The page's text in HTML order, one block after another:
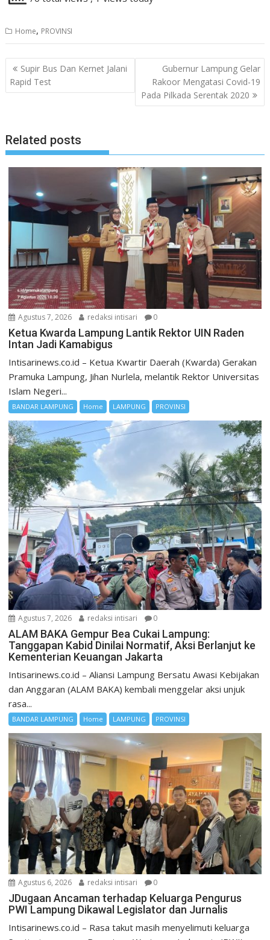
Home, PROVINSI
Navigasi
pos
Supir Bus Dan Kernet Jalani
Rapid Test
Gubernur Lampung Gelar
Rakoor Mengatasi Covid-19
Pada Pilkada Serentak 2020
Related posts
Agustus 7, 2026 redaksi intisari 0
Ketua Kwarda Lampung Lantik Rektor UIN Raden
Intan Jadi Kamabigus
Intisarinews.co.id – Ketua Kwartir Daerah (Kwarda) Gerakan
Pramuka Lampung, Jihan Nurlela, melantik Rektor Universitas
Islam Negeri...
BANDAR LAMPUNG Home LAMPUNG PROVINSI
Agustus 7, 2026 redaksi intisari 0
ALAM BAKA Gempur Bea Cukai Lampung:
Tanggapan Kabid Dinilai Normatif, Aksi Berlanjut ke
Kementerian Keuangan Jakarta
Intisarinews.co.id – Aliansi Lampung Bersatu Awasi Kebijakan
dan Anggaran (ALAM BAKA) kembali menggelar aksi unjuk
rasa...
BANDAR LAMPUNG Home LAMPUNG PROVINSI
Agustus 6, 2026 redaksi intisari 0
JDugaan Ancaman terhadap Keluarga Pengurus
PWI Lampung Dikawal Legislator dan Jurnalis
Intisarinews.co.id – Rasa takut masih menyelimuti keluarga